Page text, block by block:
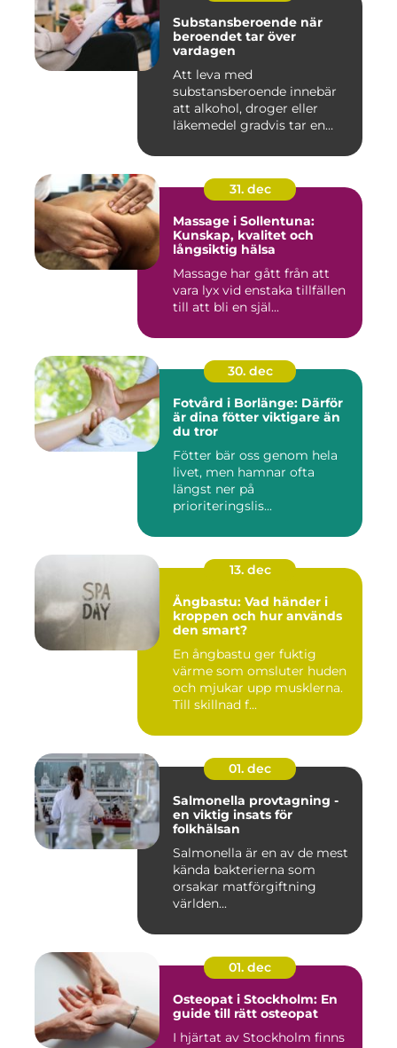
Substansberoende när
beroendet tar över
vardagen
Att leva med
substansberoende innebär
att alkohol, droger eller
läkemedel gradvis tar en
31. dec
Massage i Sollentuna:
Kunskap, kvalitet och
långsiktig hälsa
Massage har gått från att
vara lyx vid enstaka tillfällen
till att bli en själ...
30. dec
Fotvård i Borlänge: Därför
är dina fötter viktigare än
du tror
Fötter bär oss genom hela
livet, men hamnar ofta
längst ner på
prioriteringslis...
13. dec
Ångbastu: Vad händer i
kroppen och hur används
den smart?
En ångbastu ger fuktig
värme som omsluter huden
och mjukar upp musklerna.
Till skillnad f...
01. dec
Salmonella provtagning -
en viktig insats för
folkhälsan
Salmonella är en av de mest
kända bakterierna som
orsakar matförgiftning
världen...
01. dec
Osteopat i Stockholm: En
guide till rätt osteopat
I hjärtat av Stockholm finns